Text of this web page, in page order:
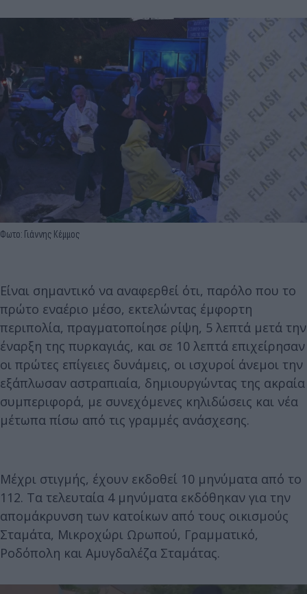
Φωτο: Γιάννης Κέμμος
Είναι σημαντικό να αναφερθεί ότι, παρόλο που το
πρώτο εναέριο μέσο, εκτελώντας έμφορτη
περιπολία, πραγματοποίησε ρίψη, 5 λεπτά μετά την
έναρξη της πυρκαγιάς, και σε 10 λεπτά επιχείρησαν
οι πρώτες επίγειες δυνάμεις, οι ισχυροί άνεμοι την
εξάπλωσαν αστραπιαία, δημιουργώντας της ακραία
συμπεριφορά, με συνεχόμενες κηλιδώσεις και νέα
μέτωπα πίσω από τις γραμμές ανάσχεσης.
Μέχρι στιγμής, έχουν εκδοθεί 10 μηνύματα από το
112. Τα τελευταία 4 μηνύματα εκδόθηκαν για την
απομάκρυνση των κατοίκων από τους οικισμούς
Σταμάτα, Μικροχώρι Ωρωπού, Γραμματικό,
Ροδόπολη και Αμυγδαλέζα Σταμάτας.